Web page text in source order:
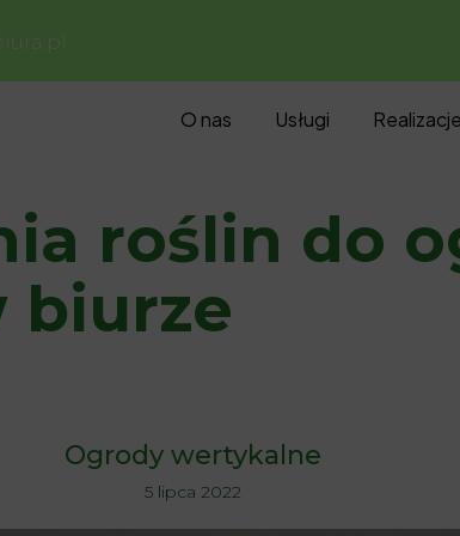
O nas Usługi Realizacje
roślin do
biurze
Ogrody wertykalne
5 lipca 2022